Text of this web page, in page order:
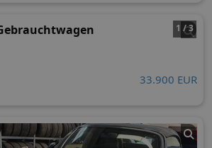
1 / 3
33.900 EUR